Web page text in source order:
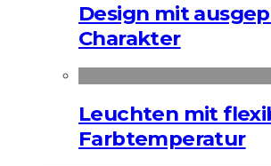
Design mit
Charakter
Leuchten mit
Farbtemperatur